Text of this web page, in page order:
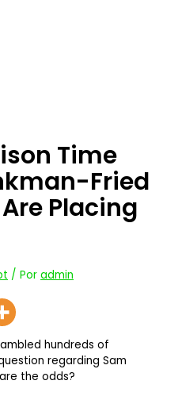
Time
Fried
Placing
/ Poradmin
hundreds of
regarding Sam
the odds?